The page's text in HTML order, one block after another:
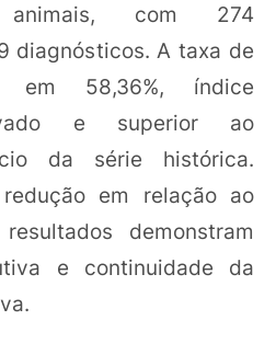
com 274
diagnósticos. A taxa de
em 58,36%, índice
e superior ao
da série histórica.
em relação ao
demonstram
e continuidade da